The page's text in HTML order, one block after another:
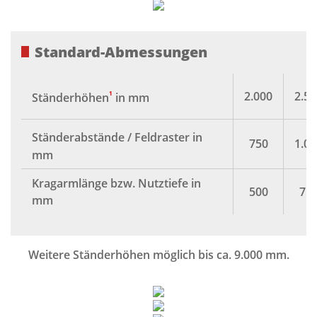
Standard-Abmessungen
Ständer­höhen¹ in mm 2.000
Ständerabstände / Feldraster in
mm
750
Kragarm­länge bzw. Nutz­tiefe in
mm
500
Weitere Ständerhöhen möglich bis ca. 9.000 mm.